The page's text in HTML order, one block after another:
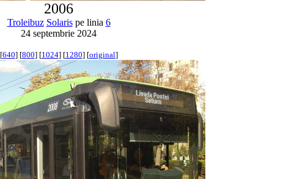
2006
Troleibuz Solarispe linia 6
24 septembrie 2024
[640] [800] [1024] [1280] [original]